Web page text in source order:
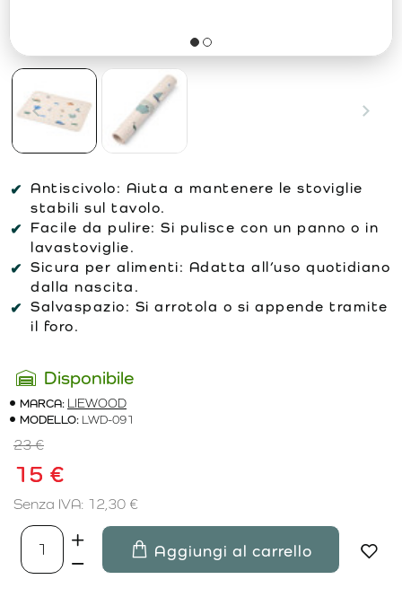
Antiscivolo: Aiuta a mantenere le stoviglie
stabili sul tavolo.
Facile da pulire: Si pulisce con un panno o in
lavastoviglie.
Sicura per alimenti: Adatta all’uso quotidiano
dalla nascita.
Salvaspazio: Si arrotola o si appende tramite
il foro.
Disponibile
MARCA: LIEWOOD
MODELLO: LWD-091
15 €
23 €
Senza IVA: 12,30 €
Aggiungi al carrello